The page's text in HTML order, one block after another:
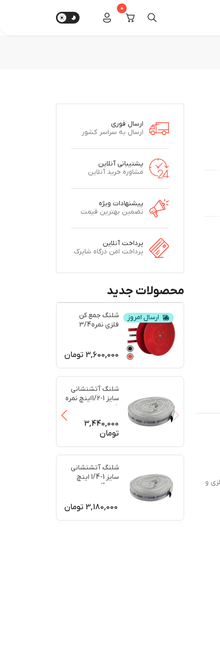
0
و
ارسال فوری
ارسال به سراسر کشور
پشتیبانی آنلاین
مشاوره خرید آنلاین
پیشنهادات ویژه
تضمین بهترین قیمت
پرداخت آنلاین
پرداخت امن درگاه شاپرک
محصولات جدید
ارسال امروز
شلنگ جمع کن
فلزی نمره3/4
3,600,000 تومان
شلنگ آتشنشانی
سایز 1-1/2اینچ نمره
5
3,440,000
تومان
شلنگ آتشنشانی
سایز 1-1/4 اینچ
3,180,000 تومان